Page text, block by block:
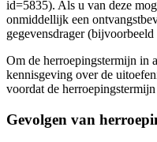
id=5835). Als u van deze
onmiddellijk een
gegevensdrager
Om de herroepingstermijn in
kennisgeving over de
voordat de
Gevolgen van